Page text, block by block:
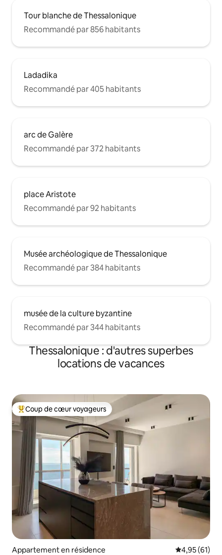
Tour blanche de Thessalonique
Recommandé par 856 habitants
Ladadika
Recommandé par 405 habitants
arc de Galère
Recommandé par 372 habitants
place Aristote
Recommandé par 92 habitants
Musée archéologique de Thessalonique
Recommandé par 384 habitants
musée de la culture byzantine
Recommandé par 344 habitants
Thessalonique : d'autres superbes
locations de vacances
Coups de cœur voyageurs les plus appréciés
Coup de cœur voyageurs
Appartement en résidence Évaluation
4,95 (61)